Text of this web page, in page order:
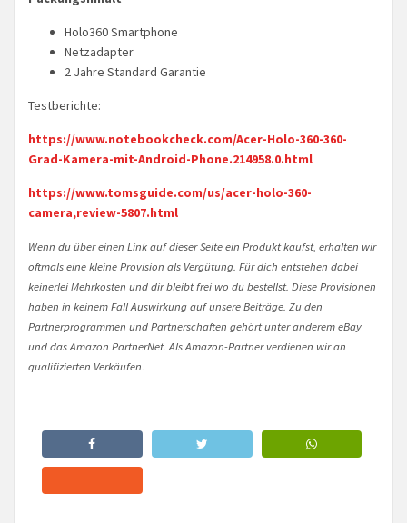
Holo360 Smartphone
Netzadapter
2 Jahre Standard Garantie
Testberichte:
https://www.notebookcheck.com/Acer-Holo-360-360-
Grad-Kamera-mit-Android-Phone.214958.0.html
https://www.tomsguide.com/us/acer-holo-360-
camera,review-5807.html
Wenn du über einen Link auf dieser Seite ein Produkt kaufst, erhalten wir
oftmals eine kleine Provision als Vergütung. Für dich entstehen dabei
keinerlei Mehrkosten und dir bleibt frei wo du bestellst. Diese Provisionen
haben in keinem Fall Auswirkung auf unsere Beiträge. Zu den
Partnerprogrammen und Partnerschaften gehört unter anderem eBay
und das Amazon PartnerNet. Als Amazon-Partner verdienen wir an
qualifizierten Verkäufen.